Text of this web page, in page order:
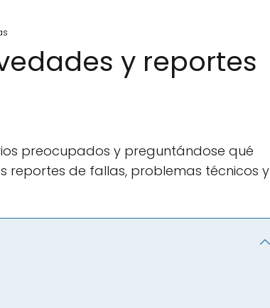
y reportes
preocupados y preguntándose qué
reportes de fallas, problemas técnicos y